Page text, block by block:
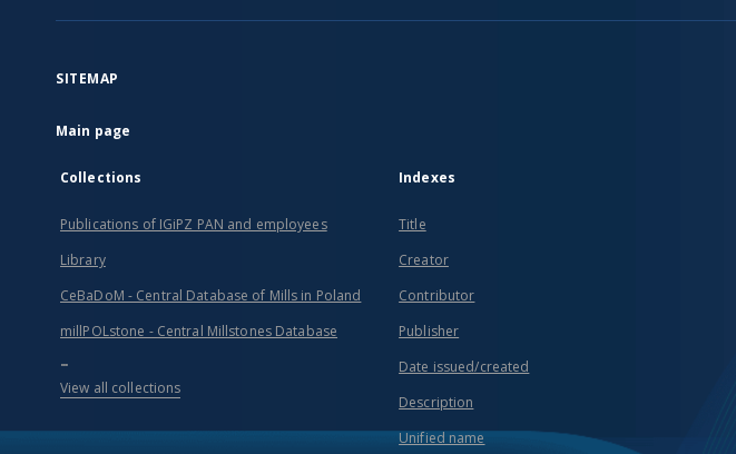
SITEMAP
Main page
Collections
Publications of IGiPZ PAN and employees
Library
CeBaDoM - Central Database of Mills in Poland
millPOLstone - Central Millstones Database
...
View all collections
Indexes
Title
Creator
Contributor
Publisher
Date issued/created
Description
Unified name